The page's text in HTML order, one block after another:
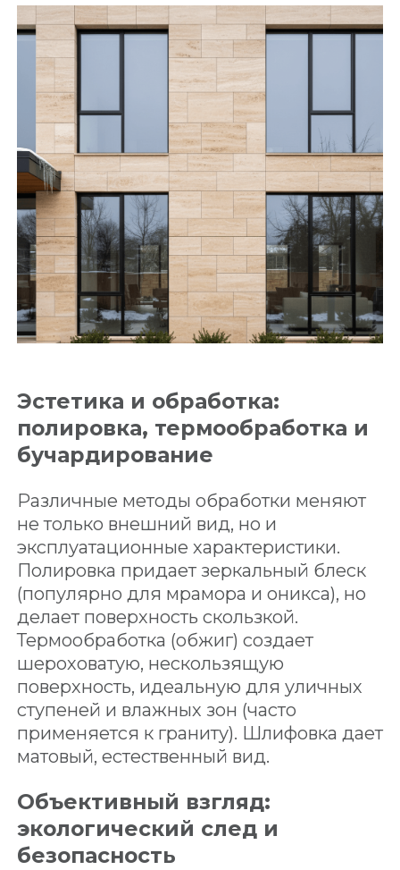
Эстетика и обработка:
полировка, термообработка и
бучардирование
Различные методы обработки меняют
не только внешний вид, но и
эксплуатационные характеристики.
Полировка придает зеркальный блеск
(популярно для мрамора и оникса), но
делает поверхность скользкой.
Термообработка (обжиг) создает
шероховатую, нескользящую
поверхность, идеальную для уличных
ступеней и влажных зон (часто
применяется к граниту). Шлифовка дает
матовый, естественный вид.
Объективный взгляд:
экологический след и
безопасность